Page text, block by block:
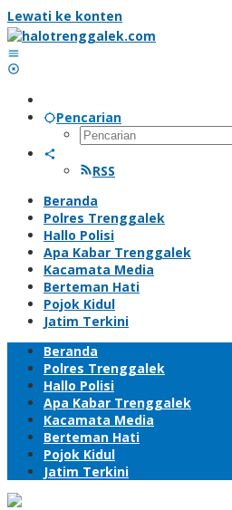
Lewati ke konten
Pencarian
RSS
Beranda
Polres Trenggalek
Hallo Polisi
Apa Kabar Trenggalek
Kacamata Media
Berteman Hati
Pojok Kidul
Jatim Terkini
Beranda
Polres Trenggalek
Hallo Polisi
Apa Kabar Trenggalek
Kacamata Media
Berteman Hati
Pojok Kidul
Jatim Terkini